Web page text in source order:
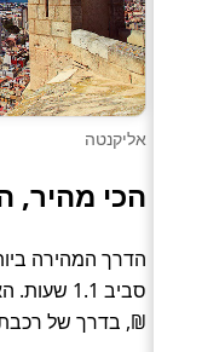
אליקנטה
הכי מהיר,
הדרך המהירה
₪, בדרך של